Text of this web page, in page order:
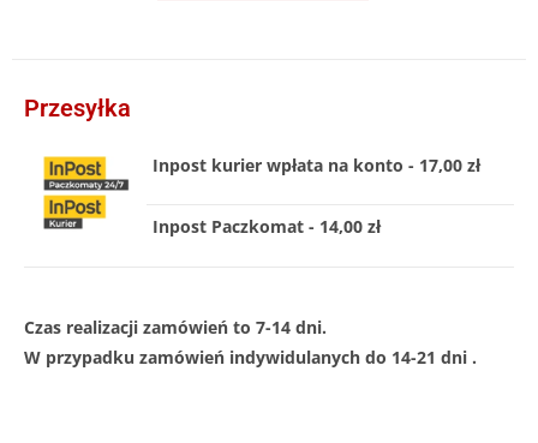
Przesyłka
Inpost kurier wpłata na konto - 17,00 zł
Inpost Paczkomat - 14,00 zł
Czas realizacji zamówień to 7-14 dni.
W przypadku zamówień indywidulanych do 14-21 dni .